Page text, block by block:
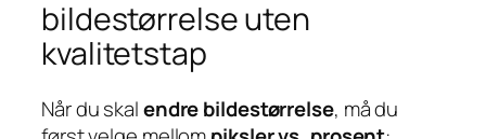
bildestørrelse uten
kvalitetstap
Når du skalendre bildestørrelse, må du